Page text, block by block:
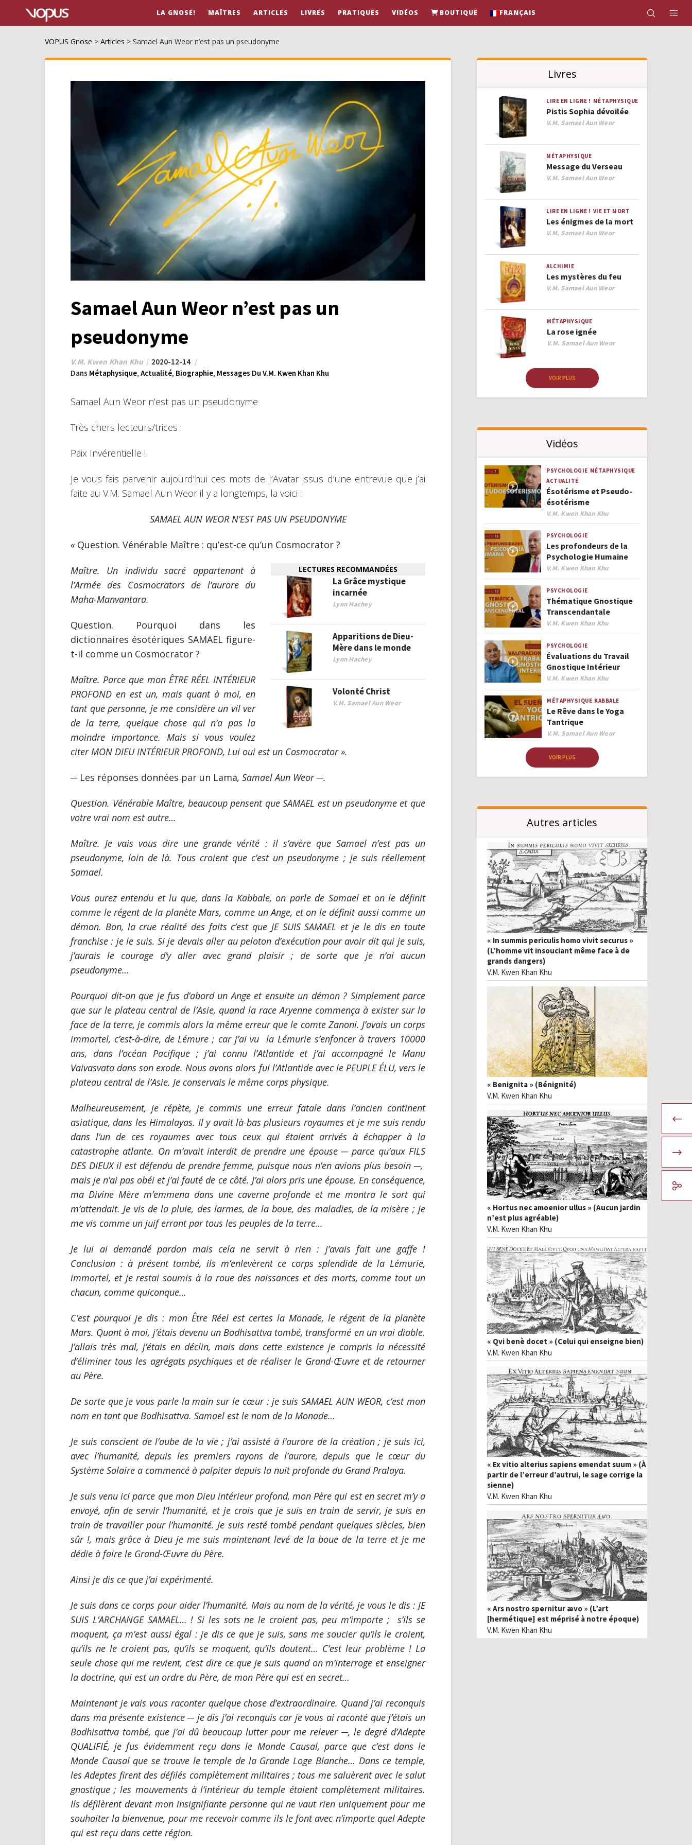
LA GNOSE! MAÎTRES ARTICLES LIVRES PRATIQUES VIDÉOS BOUTIQUE FRANÇAIS
VOPUS Gnose > Articles > Samael Aun Weor n’est pas un pseudonyme
Samael Aun Weor n’est pas un
pseudonyme
V.M. Kwen Khan Khu
2020-12-14
Dans Métaphysique, Actualité, Biographie, Messages Du V.M. Kwen Khan Khu
Samael Aun Weor n’est pas un pseudonyme
Très chers lecteurs/trices :
Paix Invérentielle !
Je vous fais parvenir aujourd’hui ces mots de l’Avatar issus d’une entrevue que j’ai
faite au V.M. Samael Aun Weor il y a longtemps, la voici :
SAMAEL AUN WEOR N’EST PAS UN PSEUDONYME
« Question. Vénérable Maître : qu’est-ce qu’un Cosmocrator ?
LECTURES RECOMMANDÉES
La Grâce mystique
incarnée
Lynn Hachey
Apparitions de Dieu-
Mère dans le monde
Lynn Hachey
Volonté Christ
V.M. Samael Aun Weor
Maître. Un individu sacré appartenant à
l’Armée des Cosmocrators de l’aurore du
Maha-Manvantara.
Question. Pourquoi dans les
dictionnaires ésotériques SAMAEL figure-
t-il comme un Cosmocrator ?
Maître. Parce que mon ÊTRE RÉEL INTÉRIEUR
PROFOND en est un, mais quant à moi, en
tant que personne, je me considère un vil ver
de la terre, quelque chose qui n’a pas la
moindre importance. Mais si vous voulez
citer MON DIEU INTÉRIEUR PROFOND, Lui oui est un Cosmocrator ».
─ Les réponses données par un Lama, Samael Aun Weor─.
Question. VénérableMaître, beaucoup pensent queSAMAEL est un pseudonyme et que
votre vrai nom est autre…
Maître.Je vais vous dire une grande vérité : il s’avère que Samael n’est pas un
pseudonyme, loin de là. Tous croient que c’est un pseudonyme ; je suis réellement
Samael.
Vous aurez entendu et lu que, dans la Kabbale, on parle de Samael et on le définit
comme le régent de la planète Mars, comme un Ange, et on le définit aussi comme un
démon. Bon, la crue réalité des faits c’est que JE SUIS SAMAEL et je le dis en toute
franchise : je le suis. Si je devais aller au peloton d’exécution pour avoir dit qui je suis,
j’aurais le courage d’y aller avec grand plaisir ; de sorte que je n’ai aucun
pseudonyme…
Pourquoi dit-on que je fus d’abord un Ange et ensuite un démon ? Simplement parce
que sur le plateau central de l’Asie, quand la race Aryenne commença à exister sur la
face de la terre, je commis alors la même erreur que le comte Zanoni. J’avais un corps
immortel, c’est-à-dire, de Lémure ; car j’ai vu la Lémurie s’enfoncer à travers 10000
ans, dans l’océan Pacifique ; j’ai connu l’Atlantide et j’ai accompagné le Manu
Vaivasvata dans son exode. Nous avons alors fui l’Atlantide avec le PEUPLEÉLU, vers le
plateau central de l’Asie. Je conservais le même corps physique.
Malheureusement, je répète, je commis une erreur fatale dans l’ancien continent
asiatique, dans les Himalayas. Il y avait là-bas plusieurs royaumes et je me suis rendu
dans l’un de ces royaumes avec tous ceux qui étaient arrivés à échapper à la
catastrophe atlante. On m’avait interdit de prendre une épouse ─ parce qu’aux FILS
DES DIEUX il est défendu de prendre femme, puisque nous n’en avions plus besoin ─,
mais je n’ai pas obéi et j’ai fauté de ce côté. J’ai alors pris une épouse. En conséquence,
ma Divine Mère m’emmena dans une caverne profonde et me montra le sort qui
m’attendait. Je vis de la pluie, des larmes, de la boue, des maladies, de la misère ; je
me vis comme un juif errant par tous les peuples de la terre…
Je lui ai demandé pardon mais cela ne servit à rien : j’avais fait une gaffe !
Conclusion : à présent tombé, ils m’enlevèrent ce corps splendide de la Lémurie,
immortel, et je restai soumis à la roue des naissances et des morts, comme tout un
chacun, comme quiconque…
C’est pourquoi je dis : mon Être Réel est certes la Monade, le régent de la planète
Mars. Quant à moi, j’étais devenu un Bodhisattva tombé, transformé en un vrai diable.
J’allais très mal, j’étais en déclin, mais dans cette existence je compris la nécessité
d’éliminer tous les agrégats psychiques et de réaliser le Grand-Œuvre et de retourner
au Père.
De sorte que je vous parle la main sur le cœur : je suis SAMAEL AUN WEOR, c’est mon
nom en tant que Bodhisattva. Samael est le nom de la Monade…
Je suis conscient de l’aube de la vie ; j’ai assisté à l’aurore de la création ; je suis ici,
avec l’humanité, depuis les premiers rayons de l’aurore, depuis que le cœur du
Système Solaire a commencé à palpiter depuis la nuit profonde du Grand Pralaya.
Je suis venu ici parce que mon Dieu intérieur profond, mon Père qui est en secret m’y a
envoyé, afin de servir l’humanité, et je crois que je suis en train de servir, je suis en
train de travailler pour l’humanité. Je suis resté tombé pendant quelques siècles, bien
sûr !, mais grâce à Dieu je me suis maintenant levé de la boue de la terre et je me
dédie à faire le Grand-Œuvre du Père.
Ainsi je dis ce que j’ai expérimenté.
Je suis dans ce corps pour aider l’humanité. Mais au nom de la vérité, je vous le dis : JE
SUIS L’ARCHANGE SAMAEL… ! Si les sots ne le croient pas, peu m’importe ; s’ils se
moquent, ça m’est aussi égal : je dis ce que je suis, sans me soucier qu’ils le croient,
qu’ils ne le croient pas, qu’ils se moquent, qu’ils doutent… C’est leur problème ! La
seule chose qui me revient, c’est dire ce que je suis quand on m’interroge et enseigner
la doctrine, qui est un ordre du Père, de mon Père qui est en secret…
Maintenant je vais vous raconter quelque chose d’extraordinaire. Quand j’ai reconquis
dans ma présente existence─ je dis j’ai reconquis car je vous ai raconté que j’étais un
Bodhisattva tombé, que j’ai dû beaucoup lutter pour me relever─, le degré d’Adepte
QUALIFIÉ, je fus évidemment reçu dans le Monde Causal, parce que c’est dans le
Monde Causal que se trouve le temple de la Grande Loge Blanche… Dans ce temple,
les Adeptes firent des défilés complètement militaires ; tous me saluèrent avec le salut
gnostique ; les mouvements à l’intérieur du temple étaient complètement militaires.
Ils défilèrent devant mon insignifiante personne qui ne vaut rien uniquement pour me
souhaiter la bienvenue, pour me recevoir comme ils le font avec n’importe quel Adepte
qui est reçu dans cette région.
Livres
LIRE EN LIGNE ! MÉTAPHYSIQUE
Pistis Sophia dévoilée
Author
V.M. Samael Aun Weor
MÉTAPHYSIQUE
Message du Verseau
Author
V.M. Samael Aun Weor
LIRE EN LIGNE ! VIE ET MORT
Les énigmes de la mort
Author
V.M. Samael Aun Weor
ALCHIMIE
Les mystères du feu
Author
V.M. Samael Aun Weor
MÉTAPHYSIQUE
La rose ignée
Author
V.M. Samael Aun Weor
VOIR PLUS
Vidéos
PSYCHOLOGIE MÉTAPHYSIQUE
ACTUALITÉ
Ésotérisme et Pseudo-
ésotérisme
Author
V.M. Kwen Khan Khu
PSYCHOLOGIE
Les profondeurs de la
Psychologie Humaine
Author
V.M. Kwen Khan Khu
PSYCHOLOGIE
Thématique Gnostique
Transcendantale
Author
V.M. Kwen Khan Khu
PSYCHOLOGIE
Évaluations du Travail
Gnostique Intérieur
Author
V.M. Kwen Khan Khu
MÉTAPHYSIQUE KABBALE
Le Rêve dans le Yoga
Tantrique
Author
V.M. Samael Aun Weor
VOIR PLUS
Autres articles
« In summis periculis homo vivit securus »
(L’homme vit insouciant même face à de
grands dangers)
V.M. Kwen Khan Khu
« Benignita » (Bénignité)
V.M. Kwen Khan Khu
« Hortus nec amoenior ullus » (Aucun jardin
n’est plus agréable)
V.M. Kwen Khan Khu
« Qvi benè docet » (Celui qui enseigne bien)
V.M. Kwen Khan Khu
« Ex vitio alterius sapiens emendat suum » (À
partir de l’erreur d’autrui, le sage corrige la
sienne)
V.M. Kwen Khan Khu
« Ars nostro spernitur ævo » (L’art
[hermétique] est méprisé à notre époque)
V.M. Kwen Khan Khu